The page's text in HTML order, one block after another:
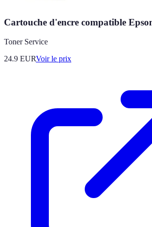
Cartouche d'encre compatible
Toner Service
24.9 EURVoir le prix